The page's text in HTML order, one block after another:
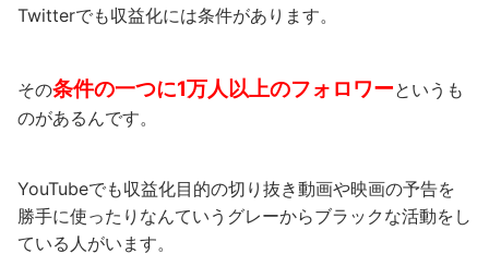
Twitterでも収益化には条件があります。
その条件の一つに1万人以上のフォロワーというも
のがあるんです。
YouTubeでも収益化目的の切り抜き動画や映画の予告を
勝手に使ったりなんていうグレーからブラックな活動をし
ている人がいます。